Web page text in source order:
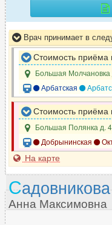
Врач принимает в
Стоимость приёма
Большая Молчановка
Арбатская
Стоимость приёма
Большая Полянка д.
Добрынинская
На карте
Садовникова
Анна Максимовна